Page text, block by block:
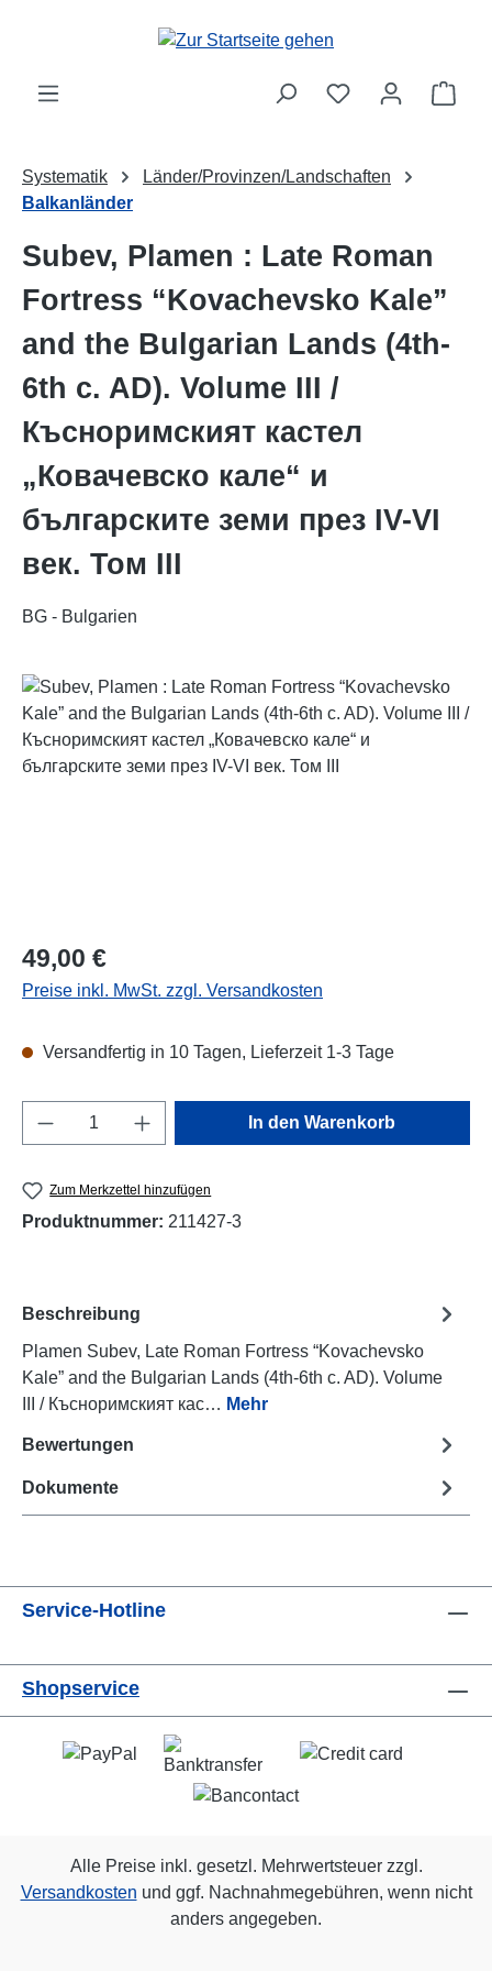
Zum Hauptinhalt springen
Systematik
Länder/Provinzen/Landschaften
Balkanländer
Subev, Plamen : Late Roman
Fortress “Kovachevsko Kale”
and the Bulgarian Lands (4th-
6th c. AD). Volume III /
Късноримският кастел
„Ковачевско кале“ и
българските земи през IV-VI
век. Том III
BG - Bulgarien
Bildergalerie überspringen
Regulärer Preis:
49,00 €
Preise inkl. MwSt. zzgl. Versandkosten
Versandfertig in 10 Tagen, Lieferzeit 1-3 Tage
Produkt Anzahl: Gib den gewünschten
In den Warenkorb
Zum Merkzettel hinzufügen
Produktnummer: 211427-3
Beschreibung
Plamen Subev, Late Roman Fortress “Kovachevsko
Kale” and the Bulgarian Lands (4th-6th c. AD). Volume
III / Късноримският кас… Mehr
Bewertungen
Dokumente
Service-Hotline
Shopservice
Alle Preise inkl. gesetzl. Mehrwertsteuer zzgl.
Versandkosten und ggf. Nachnahmegebühren, wenn nicht
anders angegeben.